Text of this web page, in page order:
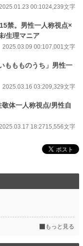
00:1024,239文字
禁。男性一人称視点×
/生理マニア
2025.03.09 00:107,001文字
ももものうち」男性一
2025.03.16 03:209,329文字
体一人称視点/男性自
18:2715,556文字
もっと見る